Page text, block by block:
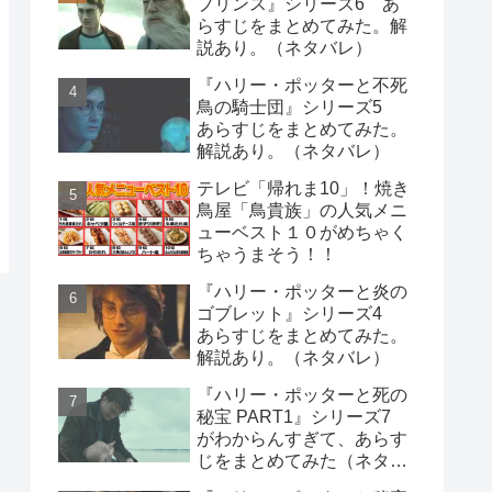
プリンス』シリーズ6 あ
らすじをまとめてみた。解
説あり。（ネタバレ）
『ハリー・ポッターと不死
鳥の騎士団』シリーズ5
あらすじをまとめてみた。
解説あり。（ネタバレ）
テレビ「帰れま10」！焼き
鳥屋「鳥貴族」の人気メニ
ューベスト１０がめちゃく
ちゃうまそう！！
『ハリー・ポッターと炎の
ゴブレット』シリーズ4
あらすじをまとめてみた。
解説あり。（ネタバレ）
『ハリー・ポッターと死の
秘宝 PART1』シリーズ7
がわからんすぎて、あらす
じをまとめてみた（ネタバ